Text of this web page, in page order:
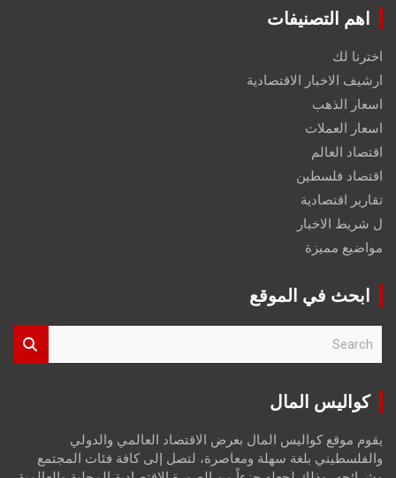
اهم التصنيفات
اخترنا لك
ارشيف الاخبار الاقتصادية
اسعار الذهب
اسعار العملات
اقتصاد العالم
اقتصاد فلسطين
تقارير اقتصادية
ل شريط الاخبار
مواضيع مميزة
ابحث في الموقع
r
كواليس المال
يقوم موقع كواليس المال بعرض الاقتصاد العالمي والدولي
والفلسطيني بلغة سهلة ومعاصرة، لتصل إلى كافة فئات المجتمع